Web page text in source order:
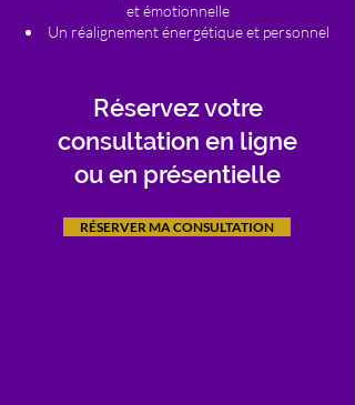
et émotionnelle
Un réalignement énergétique et personnel
Réservez votre
consultation en ligne
ou en présentielle
RÉSERVER MA CONSULTATION